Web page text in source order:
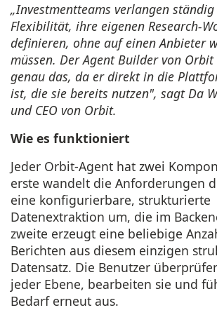
„Investmentteams verlangen
Flexibilität, ihre eigenen Research-
definieren, ohne auf einen Anbieter
müssen. Der Agent Builder von
genau das, da er direkt in die
ist, die sie bereits nutzen", sagt Da
und CEO von Orbit.
Wie es funktioniert
Jeder Orbit-Agent hat zwei
erste wandelt die Anforderungen
eine konfigurierbare, strukturierte
Datenextraktion um, die im
zweite erzeugt eine beliebige
Berichten aus diesem einzigen
Datensatz. Die Benutzer
jeder Ebene, bearbeiten sie und
Bedarf erneut aus.